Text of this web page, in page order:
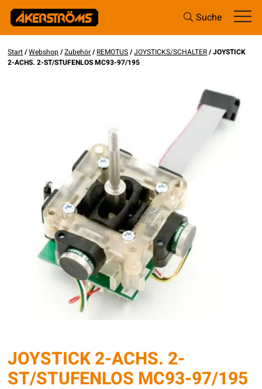
Suche
Start/Webshop/Zubehör/REMOTUS/JOYSTICKS/SCHALTER/ JOYSTICK
2-ACHS. 2-ST/STUFENLOS MC93-97/195
JOYSTICK 2-ACHS. 2-
ST/STUFENLOS MC93-97/195